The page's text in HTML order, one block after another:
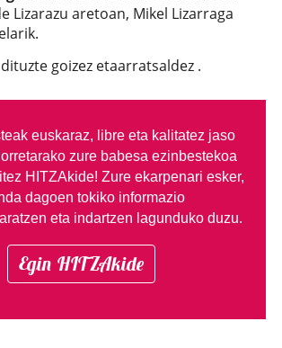
Lizarazu aretoan, Mikel Lizarraga
goizez etaarratsaldez .
euskaraz, libre eta kalitatez jaso
zure babesa ezinbestekoa
HITZAkide! Zure ekarpenari esker,
dagoen tokiko informazio
eta indartzen lagunduko duzu.
Egin HITZAkide